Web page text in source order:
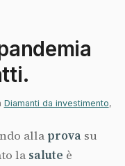
Diamanti da investimento,
alla prova su
la salute è